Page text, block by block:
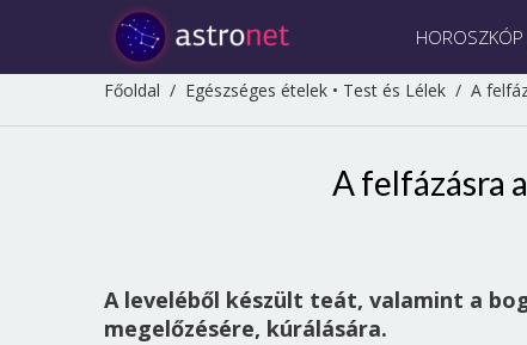
HOROSZKÓP
Főoldal / Egészséges ételek • Test és Lélek / A
A felfázásra
A leveléből készült teát, valamint a
megelőzésére, kúrálására.